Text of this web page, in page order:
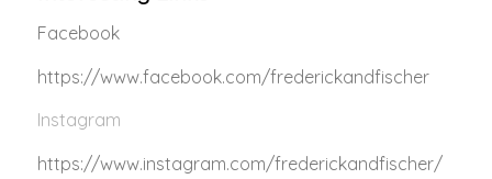
Facebook
https://www.facebook.com/frederickandfischer
Instagram
https://www.instagram.com/frederickandfischer/